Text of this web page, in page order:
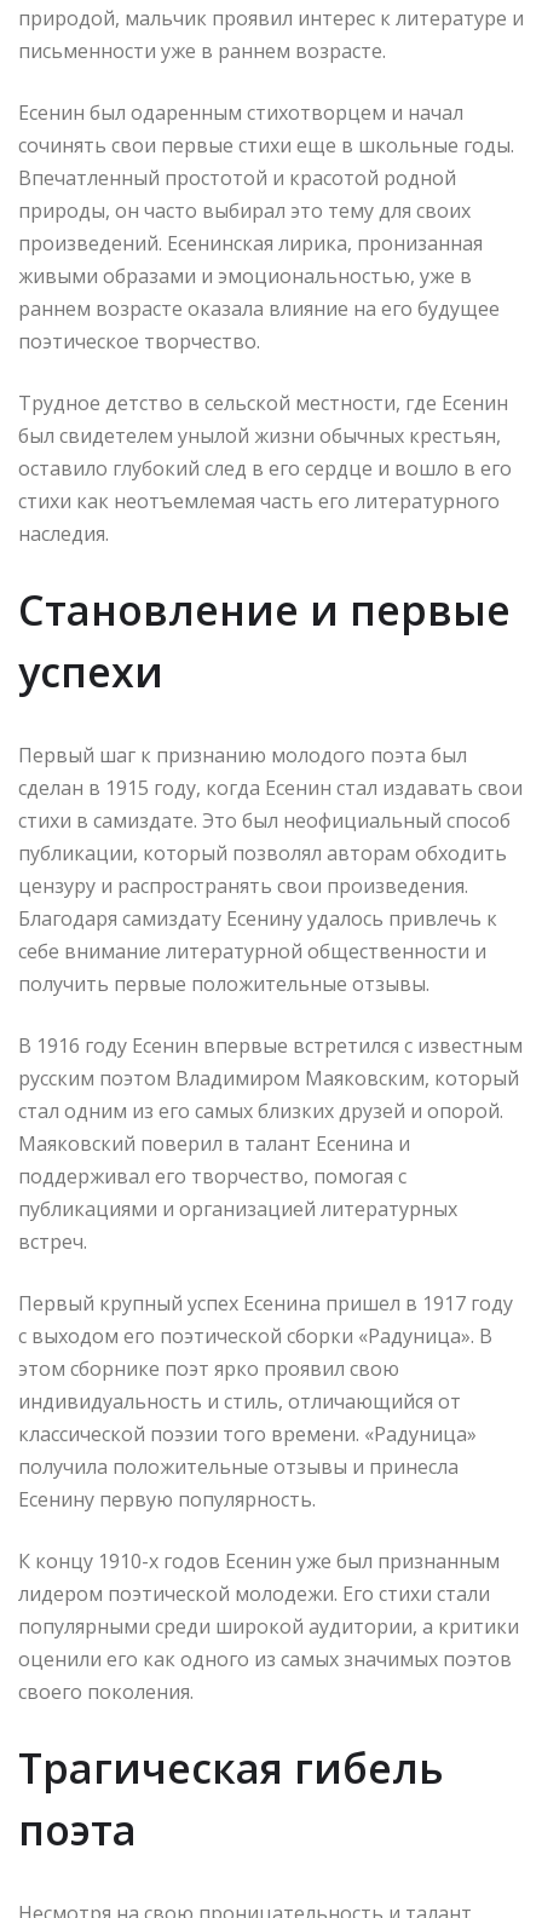
природой, мальчик проявил интерес к литературе и
письменности уже в раннем возрасте.
Есенин был одаренным стихотворцем и начал
сочинять свои первые стихи еще в школьные годы.
Впечатленный простотой и красотой родной
природы, он часто выбирал это тему для своих
произведений. Есенинская лирика, пронизанная
живыми образами и эмоциональностью, уже в
раннем возрасте оказала влияние на его будущее
поэтическое творчество.
Трудное детство в сельской местности, где Есенин
был свидетелем унылой жизни обычных крестьян,
оставило глубокий след в его сердце и вошло в его
стихи как неотъемлемая часть его литературного
наследия.
Становление и первые
успехи
Первый шаг к признанию молодого поэта был
сделан в 1915 году, когда Есенин стал издавать свои
стихи в самиздате. Это был неофициальный способ
публикации, который позволял авторам обходить
цензуру и распространять свои произведения.
Благодаря самиздату Есенину удалось привлечь к
себе внимание литературной общественности и
получить первые положительные отзывы.
В 1916 году Есенин впервые встретился с известным
русским поэтом Владимиром Маяковским, который
стал одним из его самых близких друзей и опорой.
Маяковский поверил в талант Есенина и
поддерживал его творчество, помогая с
публикациями и организацией литературных
встреч.
Первый крупный успех Есенина пришел в 1917 году
с выходом его поэтической сборки «Радуница». В
этом сборнике поэт ярко проявил свою
индивидуальность и стиль, отличающийся от
классической поэзии того времени. «Радуница»
получила положительные отзывы и принесла
Есенину первую популярность.
К концу 1910-х годов Есенин уже был признанным
лидером поэтической молодежи. Его стихи стали
популярными среди широкой аудитории, а критики
оценили его как одного из самых значимых поэтов
своего поколения.
Трагическая гибель
поэта